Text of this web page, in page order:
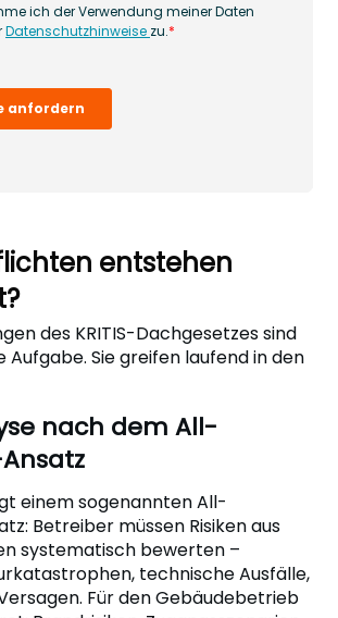
entstehen
des KRITIS-Dachgesetzes sind
Aufgabe. Sie greifen laufend in den
nach dem All-
einem sogenannten All-
Betreiber müssen Risiken aus
systematisch bewerten –
technische Ausfälle,
Für den Gebäudebetrieb